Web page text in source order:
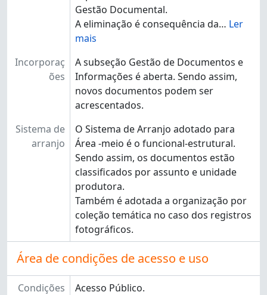
Gestão Documental.
A eliminação é consequência da… Ler
mais
Incorporaç
ões
A subseção Gestão de Documentos e
Informações é aberta. Sendo assim,
novos documentos podem ser
acrescentados.
Sistema de
arranjo
O Sistema de Arranjo adotado para
Área -meio é o funcional-estrutural.
Sendo assim, os documentos estão
classificados por assunto e unidade
produtora.
Também é adotada a organização por
coleção temática no caso dos registros
fotográficos.
Área de condições de acesso e uso
Condições
Acesso Público.